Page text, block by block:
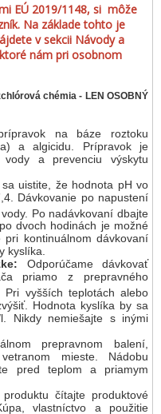
EÚ 2019/1148, si môže
Na základe tohto je
v sekcii Návody a
nám pri osobnom
chémia - LEN OSOBNÝ
na báze roztoku
a algicidu. Prípravok je
vody a prevenciu výskytu
uistite, že hodnota pH vo
Dávkovanie po napustení
vody. Po nadávkovaní dbajte
dvoch hodinách je možné
kontinuálnom dávkovaní
kyslíka.
Odporúčame dávkovať
priamo z prepravného
Pri vyšších teplotách alebo
Hodnota kyslíka by sa
Nikdy nemiešajte s inými
prepravnom balení,
mieste. Nádobu
pred teplom a priamym
čítajte produktové
vlastníctvo a použitie